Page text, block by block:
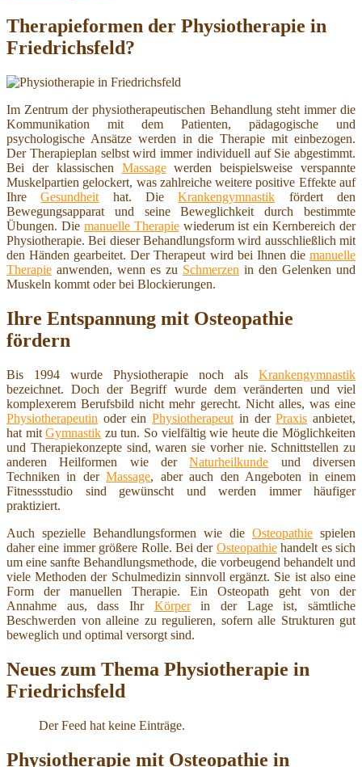
Therapieformen der Physiotherapie in
Friedrichsfeld?
Im Zentrum der physiotherapeutischen Behandlung steht immer die
Kommunikation mit dem Patienten, pädagogische und
psychologische Ansätze werden in die Therapie mit einbezogen.
Der Therapieplan selbst wird immer individuell auf Sie abgestimmt.
Bei der klassischen Massagewerden beispielsweise verspannte
Muskelpartien gelockert, was zahlreiche weitere positive Effekte auf
IhreGesundheit hat. DieKrankengymnastik fördert den
Bewegungsapparat und seine Beweglichkeit durch bestimmte
Übungen. Die manuelle Therapiewiederum ist ein Kernbereich der
Physiotherapie. Bei dieser Behandlungsform wird ausschließlich mit
den Händen gearbeitet. Der Therapeut wird bei Ihnen die manuelle
Therapie anwenden, wenn es zu Schmerzen in den Gelenken und
Muskeln kommt oder bei Blockierungen.
Ihre Entspannung mit Osteopathie
fördern
Bis 1994 wurde Physiotherapie noch als Krankengymnastik
bezeichnet. Doch der Begriff wurde dem veränderten und viel
komplexerem Berufsbild nicht mehr gerecht. Nicht alles, was eine
Physiotherapeutin oder einPhysiotherapeut in derPraxis anbietet,
hat mitGymnastik zu tun. So vielfältig wie heute die Möglichkeiten
und Therapiekonzepte sind, waren sie vorher nie. Schnittstellen zu
anderen Heilformen wie derNaturheilkunde und diversen
Techniken in derMassage, aber auch den Angeboten in einem
Fitnessstudio sind gewünscht und werden immer häufiger
praktiziert.
Auch spezielle Behandlungsformen wie die Osteopathie spielen
daher eine immer größere Rolle. Bei der Osteopathiehandelt es sich
um eine sanfte Behandlungsmethode, die vorbeugend behandelt und
viele Methoden der Schulmedizin sinnvoll ergänzt. Sie ist also eine
Form der manuellen Therapie. Ein Osteopath geht von der
Annahme aus, dass Ihr Körperin der Lage ist, sämtliche
Beschwerden von alleine zu regulieren, sofern alle Strukturen gut
beweglich und optimal versorgt sind.
Neues zum Thema Physiotherapie in
Friedrichsfeld
Der Feed hat keine Einträge.
Physiotherapie mit Osteopathie in